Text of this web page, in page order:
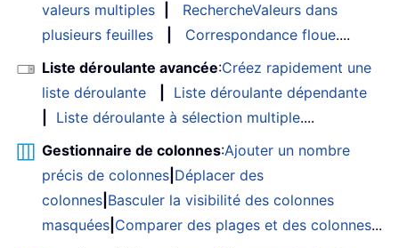
valeurs multiples
RechercheValeurs dans
plusieurs feuilles
Correspondance floue....
Liste déroulante avancée:Créez rapidement une
liste déroulante
Liste déroulante dépendante
Liste déroulante à sélection multiple....
Gestionnaire de colonnes:Ajouter un nombre
précis de colonnes Déplacer des
colonnes Basculer la visibilité des colonnes
masquées Comparer des plages et des colonnes...